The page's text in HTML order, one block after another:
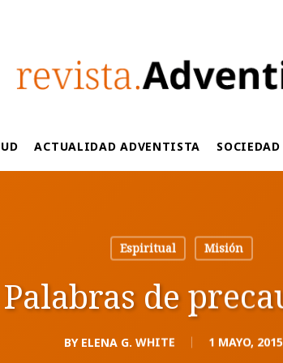
ACTUALIDAD ADVENTISTA SOCIEDAD
Espiritual Misión
Palabras de
BY ELENA G. WHITE 1 MAYO, 2015